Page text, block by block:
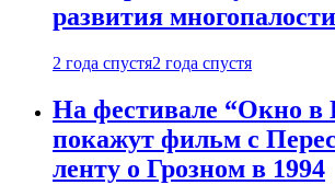
развития
2 года спустя2 года спустя
На фестивале “Окно в
покажут фильм с
ленту о Грозном в 1994